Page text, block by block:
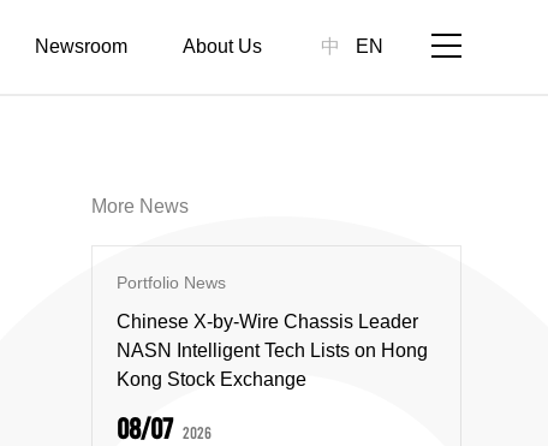
中 EN
Newsroom About Us
More News
Portfolio News
Chinese X-by-Wire Chassis Leader
NASN Intelligent Tech Lists on Hong
Kong Stock Exchange
08/07 2026